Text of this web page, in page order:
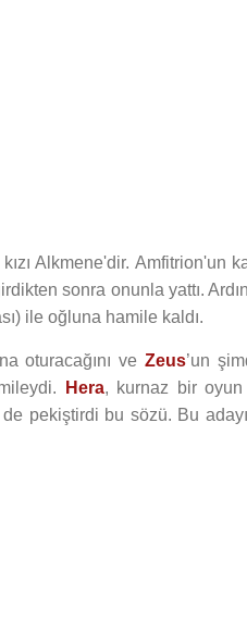
Alkmene'dir. Amfitrion'un
sonra onunla yattı.
ile oğluna hamile kaldı.
oturacağını veZeus’un
Hera, kurnaz bir oyun
pekiştirdi bu sözü. Bu